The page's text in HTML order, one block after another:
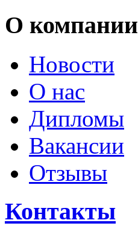
О компании
Новости
О нас
Дипломы
Вакансии
Отзывы
Контакты